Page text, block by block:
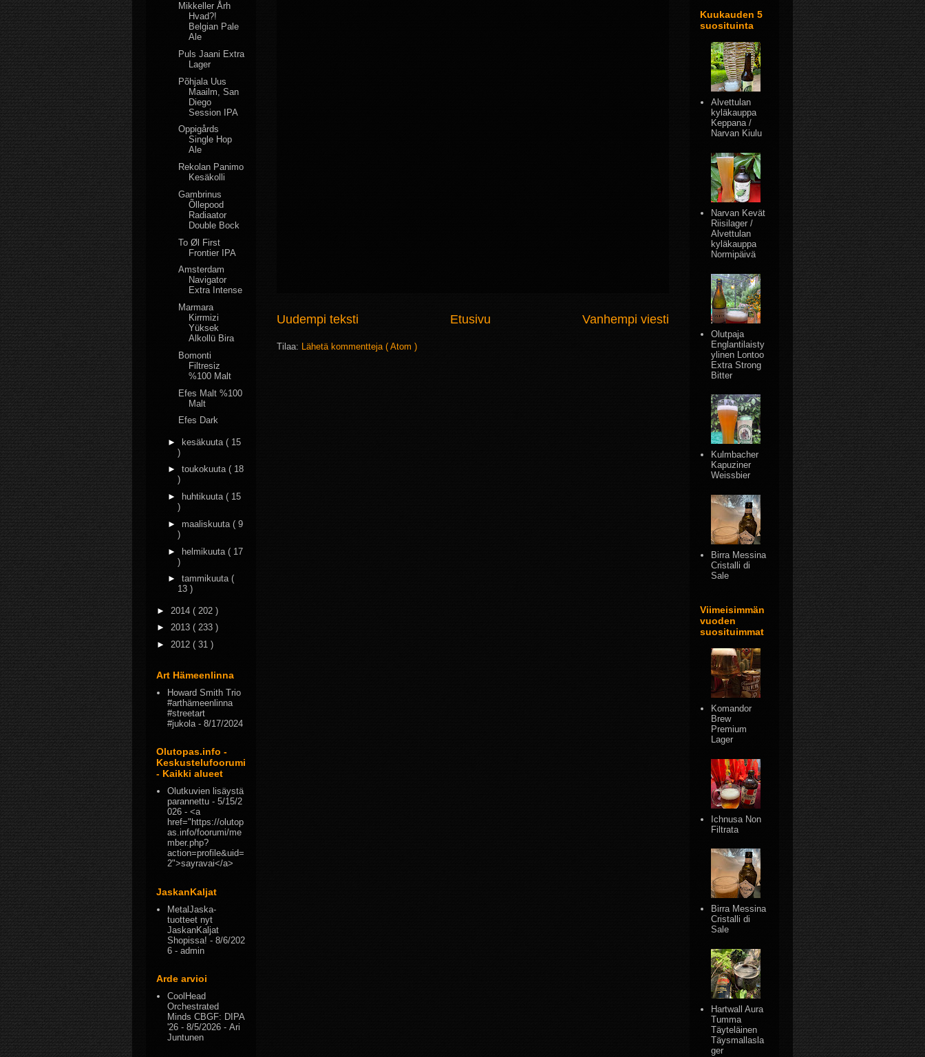
Uudempi teksti Vanhempi viesti
Etusivu
Tilaa: Lähetä kommentteja ( Atom )
Mikkeller Årh
Hvad?!
Belgian Pale
Ale
Puls Jaani Extra
Lager
Põhjala Uus
Maailm, San
Diego
Session IPA
Oppigårds
Single Hop
Ale
Rekolan Panimo
Kesäkolli
Gambrinus
Õllepood
Radiaator
Double Bock
To Øl First
Frontier IPA
Amsterdam
Navigator
Extra Intense
Marmara
Kirrmizi
Yüksek
Alkollü Bira
Bomonti
Filtresiz
%100 Malt
Efes Malt %100
Malt
Efes Dark
► kesäkuuta ( 15
)
► toukokuuta ( 18
)
►
huhtikuuta ( 15
)
► maaliskuuta ( 9
)
► helmikuuta ( 17
)
► tammikuuta (
13 )
► 2014 ( 202 )
► 2013 ( 233 )
► 2012 ( 31 )
Art Hämeenlinna
Howard Smith Trio
#arthämeenlinna
#streetart
#jukola - 8/17/2024
Olutopas.info -
Keskustelufoorumi
- Kaikki alueet
Olutkuvien lisäystä
parannettu - 5/15/2
026 - <a
href="https://olutop
as.info/foorumi/me
mber.php?
action=profile&uid=
2">sayravai</a>
JaskanKaljat
MetalJaska-
tuotteet nyt
JaskanKaljat
Shopissa! - 8/6/202
6 - admin
Arde arvioi
CoolHead
Orchestrated
Minds CBGF: DIPA
'26 - 8/5/2026 - Ari
Juntunen
Kuukauden 5
suosituinta
Alvettulan
kyläkauppa
Keppana /
Narvan Kiulu
Narvan Kevät
Riisilager /
Alvettulan
kyläkauppa
Normipäivä
Olutpaja
Englantilaisty
ylinen Lontoo
Extra Strong
Bitter
Kulmbacher
Kapuziner
Weissbier
Birra Messina
Cristalli di
Sale
Viimeisimmän
vuoden
suosituimmat
Komandor
Brew
Premium
Lager
Ichnusa Non
Filtrata
Birra Messina
Cristalli di
Sale
Hartwall Aura
Tumma
Täyteläinen
Täysmallasla
ger